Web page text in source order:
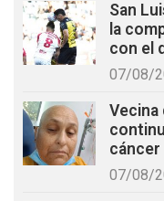
San
la
con el
07/08/
Vecina
cáncer
07/08/